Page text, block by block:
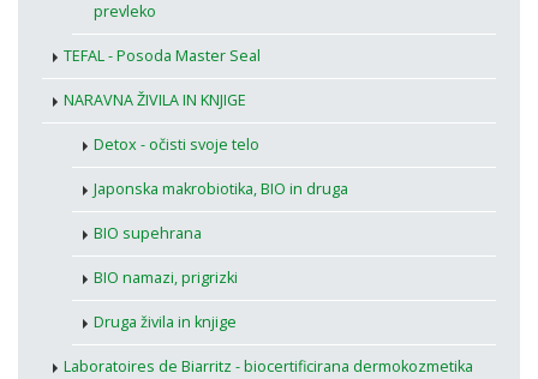
prevleko
TEFAL - Posoda Master Seal
NARAVNA ŽIVILA IN KNJIGE
Detox - očisti svoje telo
Japonska makrobiotika, BIO in druga
BIO supehrana
BIO namazi, prigrizki
Druga živila in knjige
Laboratoires de Biarritz - biocertificirana dermokozmetika